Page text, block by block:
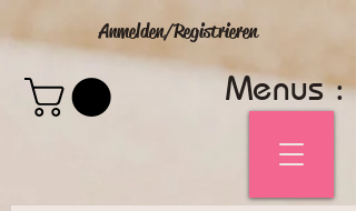
Anmelden/Registrieren
Menus :